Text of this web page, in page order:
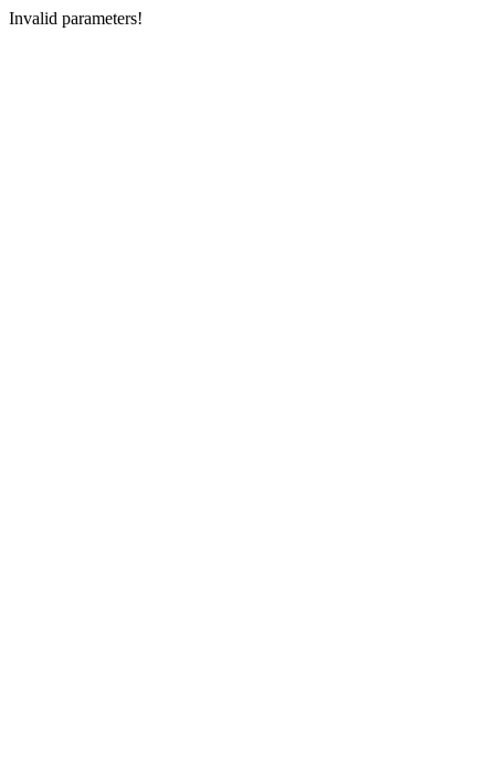
Invalid parameters!